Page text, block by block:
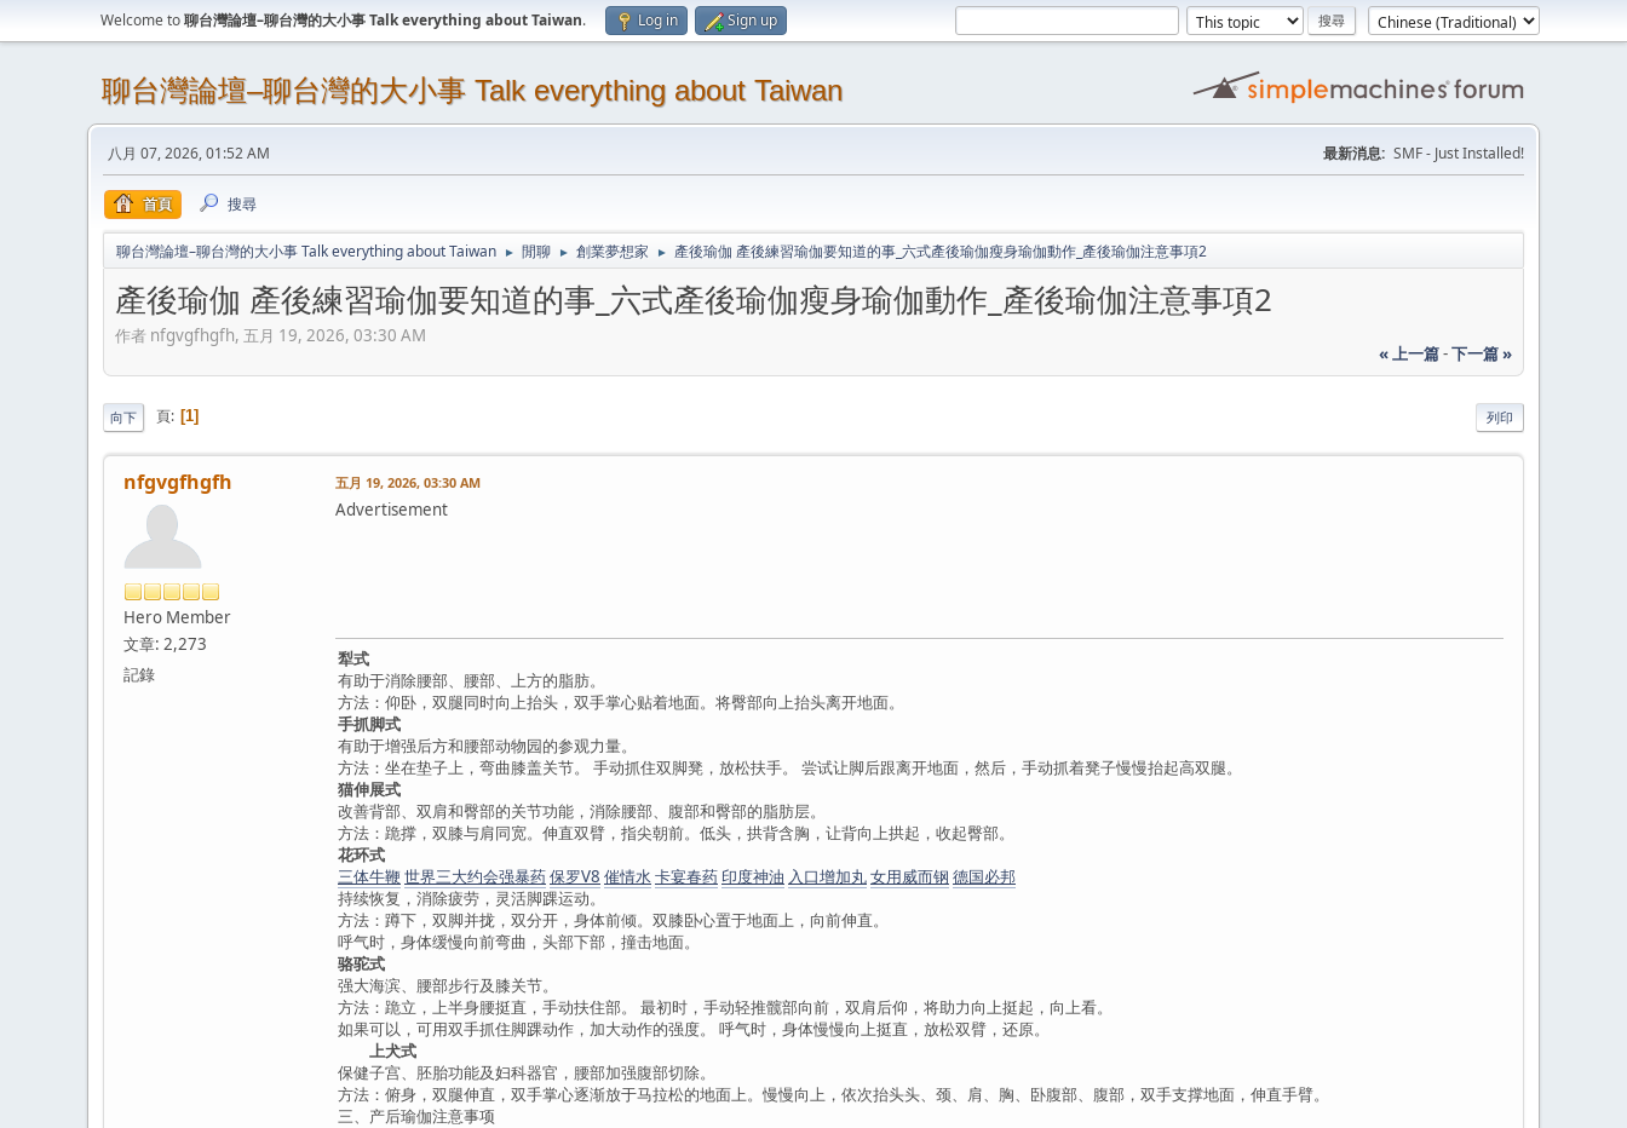
Welcome to聊台灣論壇–聊台灣的大小事 Talk everything about Taiwan. Log in Sign up
聊台灣論壇–聊台灣的大小事 Talk everything about Taiwan
八月 07, 2026, 01:52 AM 最新消息: SMF - Just Installed!
首頁 搜尋
聊台灣論壇–聊台灣的大小事 Talk everything about Taiwan ► 閒聊 ► 創業夢想家 ► 產後瑜伽 產後練習瑜伽要知道的事_六式產後瑜伽瘦身瑜伽動作_產後瑜伽注意事項2
產後瑜伽 產後練習瑜伽要知道的事_六式產後瑜伽瘦身瑜伽動作_產後瑜伽注意事項2
作者 nfgvgfhgfh, 五月 19, 2026, 03:30 AM
« 上一篇-下一篇 »
列印
向下 頁 1
nfgvgfhgfh
Hero Member
文章: 2,273
記錄
五月 19, 2026, 03:30 AM
Advertisement
犁式
有助于消除腰部、腰部、上方的脂肪。
方法：仰卧，双腿同时向上抬头，双手掌心贴着地面。将臀部向上抬头离开地面。
手抓脚式
有助于增强后方和腰部动物园的参观力量。
方法：坐在垫子上，弯曲膝盖关节。 手动抓住双脚凳，放松扶手。 尝试让脚后跟离开地面，然后，手动抓着凳子慢慢抬起高双腿。
猫伸展式
改善背部、双肩和臀部的关节功能，消除腰部、腹部和臀部的脂肪层。
方法：跪撑，双膝与肩同宽。伸直双臂，指尖朝前。低头，拱背含胸，让背向上拱起，收起臀部。
花环式
三体牛鞭世界三大约会强暴药保罗V8 催情水 卡宴春药 印度神油 入口增加丸女用威而钢 德国必邦
持续恢复，消除疲劳，灵活脚踝运动。
方法：蹲下，双脚并拢，双分开，身体前倾。双膝卧心置于地面上，向前伸直。
呼气时，身体缓慢向前弯曲，头部下部，撞击地面。
骆驼式
强大海滨、腰部步行及膝关节。
方法：跪立，上半身腰挺直，手动扶住部。 最初时，手动轻推髋部向前，双肩后仰，将助力向上挺起，向上看。
如果可以，可用双手抓住脚踝动作，加大动作的强度。 呼气时，身体慢慢向上挺直，放松双臂，还原。
上犬式
保健子宫、胚胎功能及妇科器官，腰部加强腹部切除。
方法：俯身，双腿伸直，双手掌心逐渐放于马拉松的地面上。慢慢向上，依次抬头头、颈、肩、胸、卧腹部、腹部，双手支撑地面，伸直手臂。
三、产后瑜伽注意事项